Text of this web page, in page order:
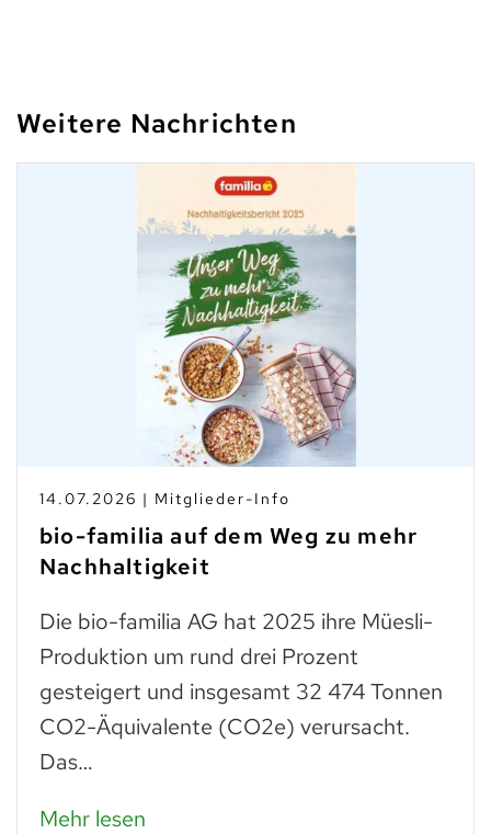
Weitere Nachrichten
14.07.2026 | Mitglieder-Info
bio-familia auf dem Weg zu mehr
Nachhaltigkeit
Die bio-familia AG hat 2025 ihre Müesli-
Produktion um rund drei Prozent
gesteigert und insgesamt 32 474 Tonnen
CO2-Äquivalente (CO2e) verursacht.
Das…
Mehr lesen